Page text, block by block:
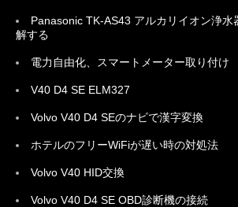
Panasonic TK-AS43 アルカリイオン浄水
解する
電力自由化、スマートメーター取り付け
V40 D4 SE ELM327
Volvo V40 D4 SEのナビで漢字変換
ホテルのフリーWiFiが遅い時の対処法
Volvo V40 HID交換
Volvo V40 D4 SE OBD診断機の接続